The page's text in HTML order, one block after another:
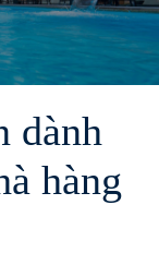
dành
hàng